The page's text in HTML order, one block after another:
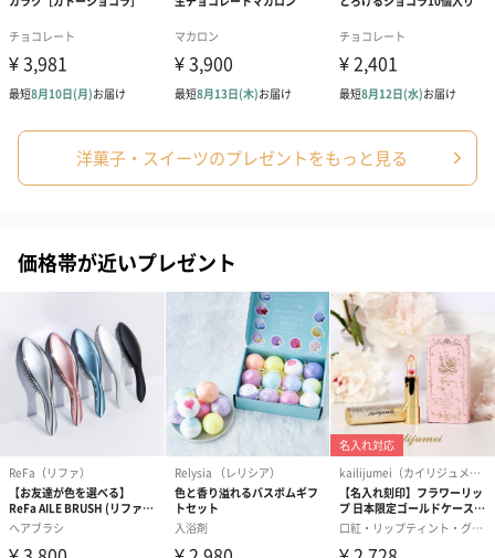
ブーケ（ピンク）
（2,580円）
ブーケ（ブルー）
（2,580円）
ク）（1,500円
愛らしいぬいぐるみを同梱してお届けします。
誕生日・記念日・出産祝いなどのシーンにおすすめです。
フラワーテディベア
（2,390円）
テディベア（バニラ）
（1,760円）
テディベア（
ル）（1,760円
洋菓子・スイーツのプレゼントをもっと見る
価格帯が近いプレゼント